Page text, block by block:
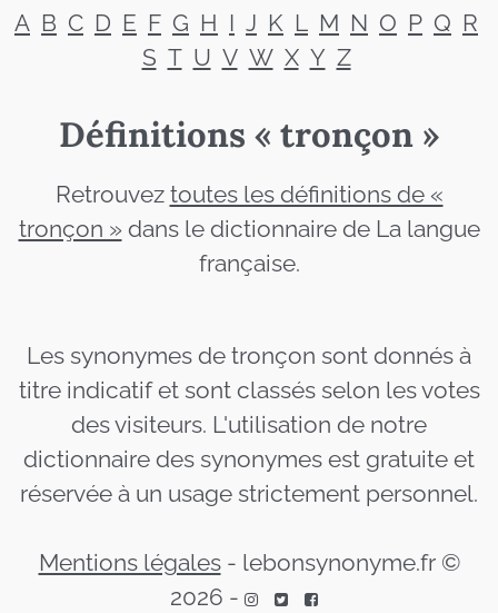
A B C D E F G H I J K L M N O P Q R
S T U V W X Y Z
Définitions « tronçon »
Retrouvez toutes les définitions de «
tronçon »dans le dictionnaire de La langue
française.
Les synonymes de tronçon sont donnés à
titre indicatif et sont classés selon les votes
des visiteurs. L'utilisation de notre
dictionnaire des synonymes est gratuite et
réservée à un usage strictement personnel.
Mentions légales- lebonsynonyme.fr ©
2026 -